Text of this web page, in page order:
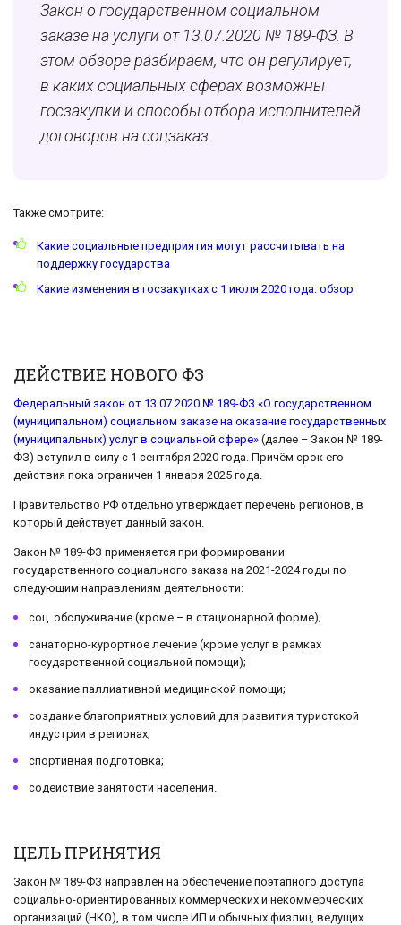
Закон о государственном социальном
заказе на услуги от 13.07.2020 № 189-ФЗ. В
этом обзоре разбираем, что он регулирует,
в каких социальных сферах возможны
госзакупки и способы отбора исполнителей
договоров на соцзаказ.
Также смотрите:
Какие социальные предприятия могут рассчитывать на
поддержку государства
Какие изменения в госзакупках с 1 июля 2020 года: обзор
ДЕЙСТВИЕ НОВОГО ФЗ
Федеральный закон от 13.07.2020 № 189-ФЗ «О государственном
(муниципальном) социальном заказе на оказание государственных
(муниципальных) услуг в социальной сфере» (далее – Закон № 189-
ФЗ) вступил в силу с 1 сентября 2020 года. Причём срок его
действия пока ограничен 1 января 2025 года.
Правительство РФ отдельно утверждает перечень регионов, в
который действует данный закон.
Закон № 189-ФЗ применяется при формировании
государственного социального заказа на 2021-2024 годы по
следующим направлениям деятельности:
соц. обслуживание (кроме – в стационарной форме);
санаторно-курортное лечение (кроме услуг в рамках
государственной социальной помощи);
оказание паллиативной медицинской помощи;
создание благоприятных условий для развития туристской
индустрии в регионах;
спортивная подготовка;
содействие занятости населения.
ЦЕЛЬ ПРИНЯТИЯ
Закон № 189-ФЗ направлен на обеспечение поэтапного доступа
социально-ориентированных коммерческих и некоммерческих
организаций (НКО), в том числе ИП и обычных физлиц, ведущих